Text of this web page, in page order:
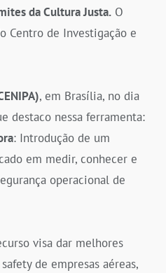
da Cultura Justa. O
Centro de Investigação e
, em Brasília, no dia
destaco nessa ferramenta:
: Introdução de um
em medir, conhecer e
operacional de
visa dar melhores
de empresas aéreas,